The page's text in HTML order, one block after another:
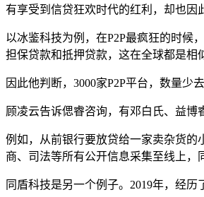
有享受到信贷狂欢时代的红利，却也因
以冰鉴科技为例，在P2P最疯狂的时候
担保贷款和抵押贷款，这在全球都是相
因此他判断，3000家P2P平台，数量少
顾凌云告诉偲睿咨询，有邓白氏、益博
例如，从前银行要放贷给一家卖杂货的
商、司法等所有公开信息采集至线上，
同盾科技是另一个例子。2019年，经历